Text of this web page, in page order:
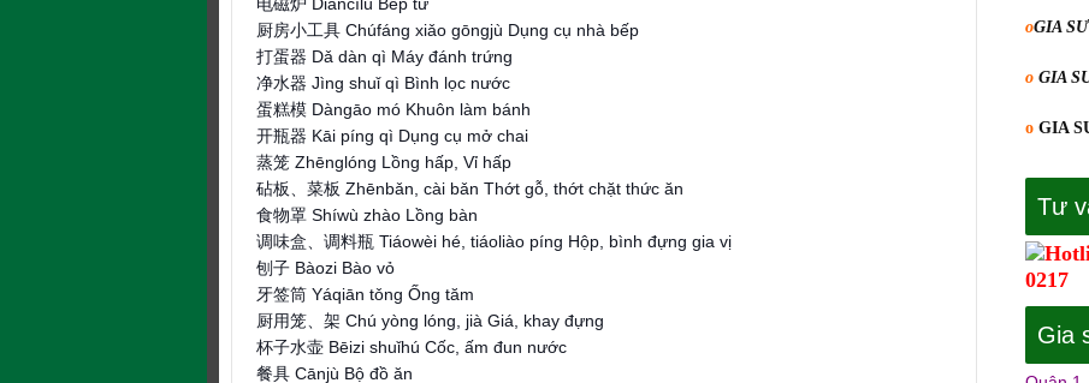
厨房小工具 Chúfáng xiǎo gōngjù Dụng cụ nhà bếp
打蛋器 Dǎ dàn qì Máy đánh trứng
净水器 Jìng shuǐ qì Bình lọc nước
蛋糕模 Dàngāo mó Khuôn làm bánh
开瓶器 Kāi píng qì Dụng cụ mở chai
蒸笼 Zhēnglóng Lồng hấp, Vỉ hấp
砧板、菜板 Zhēnbǎn, cài bǎn Thớt gỗ, thớt chặt thức ăn
食物罩 Shíwù zhào Lồng bàn
调味盒、调料瓶 Tiáowèi hé, tiáoliào píng Hộp, bình đựng gia vị
刨子 Bàozi Bào vỏ
牙签筒 Yáqiān tǒng Ống tăm
厨用笼、架 Chú yòng lóng, jià Giá, khay đựng
杯子水壶 Bēizi shuǐhú Cốc, ấm đun nước
餐具 Cānjù Bộ đồ ăn
oGIA
o GIA
o GIA
Tư
0217
Gia